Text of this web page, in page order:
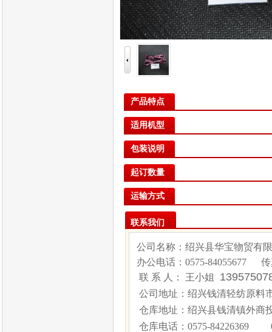
产品特点
适用机型
包装说明
起订数量
运输方式
联系我们
公司名称：绍兴县华宝物贸有
办公电话：0575-84055677
联 系 人： 王小姐
公司地址：绍兴钱清轻纺原料
仓库地址：绍兴县钱清镇外商
仓库电话：0575-84226369